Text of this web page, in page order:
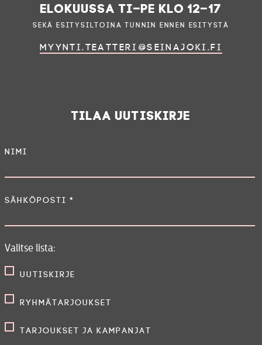
elokuussa ti–pe klo 12–17
sekä esitysiltoina tunnin ennen esitystä
myynti.teatteri@seinajoki.fi
Tilaa uutiskirje
Nimi
Sähköposti *
Valitse lista:
Uutiskirje
Ryhmätarjoukset
Tarjoukset ja kampanjat